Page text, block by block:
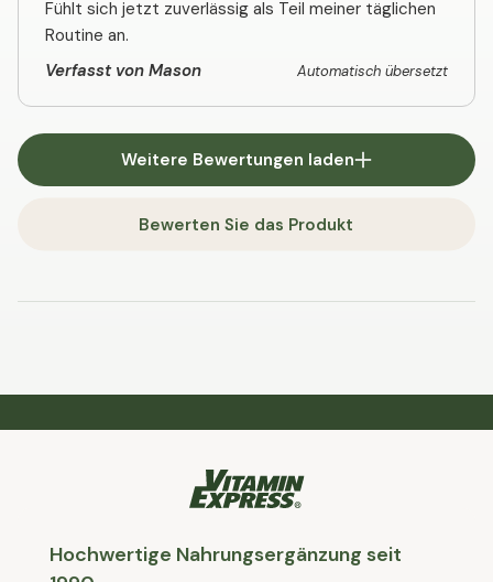
Fühlt sich jetzt zuverlässig als Teil meiner täglichen
Routine an.
Verfasst von Mason
Automatisch übersetzt
Weitere Bewertungen laden
Bewerten Sie das Produkt
Hochwertige Nahrungsergänzung seit